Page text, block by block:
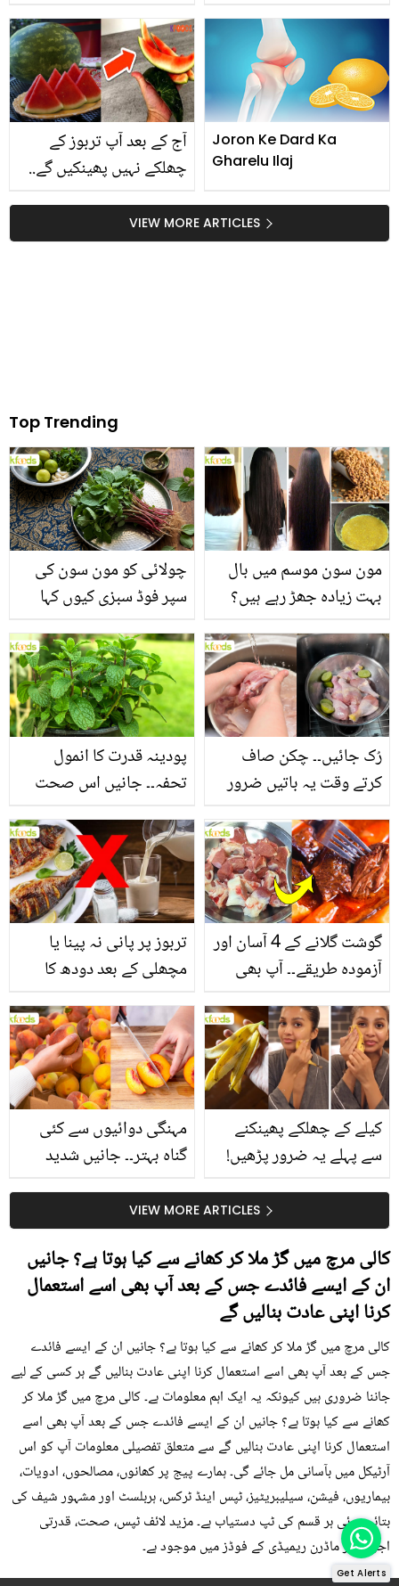
کی طلاق! اصل معاملہ کیا
ہے؟
بوڑھے والدین کو ان کی
شادی کے لئے کیسے منایا؟
آج کے بعد آپ تربوز کے
چھلکے نہیں پھینکیں گے..
فائدے جو زندگی بدل دیں!
جانیں استعمال کا طریقہ
Joron Ke Dard Ka
Gharelu Ilaj
VIEW MORE ARTICLES
Top Trending
چولائی کو مون سون کی
سپر فوڈ سبزی کیوں کہا
منرلز اور اینٹی آکسیڈنٹس
سے بھرپور اس سبزی کے
فائدے
مون سون موسم میں بال
بہت زیادہ جھڑ رہے ہیں؟
بنانے کے چند قدرتی طریقے
پودینہ قدرت کا انمول
تحفہ۔۔ جانیں اس صحت
انگیز طبی فوائد
رُک جائیں۔۔ چکن صاف
کرتے وقت یہ باتیں ضرور
تربوز پر پانی نہ پینا یا
مچھلی کے بعد دودھ کا
سے متعلق غلط فہمیوں کی
حقیقت کیا ہے اور افواہ
کیا؟
گوشت گلانے کے 4 آسان اور
آزمودہ طریقے۔۔ آپ بھی
بتائے راز
مہنگی دوائیوں سے کئی
گناہ بہتر۔۔ جانیں شدید
کیوں کھانا چاہیے؟
کیلے کے چھلکے پھینکنے
سے پہلے یہ ضرور پڑھیں!
سستا اور قدرتی حلVIEW MORE ARTICLES
کالی مرچ میں گڑ ملا کر کھانے سے کیا ہوتا ہے؟ جانیں
ان کے ایسے فائدے جس کے بعد آپ بھی اسے استعمال
کرنا اپنی عادت بنالیں گے
کالی مرچ میں گڑ ملا کر کھانے سے کیا ہوتا ہے؟ جانیں ان کے ایسے فائدے
جس کے بعد آپ بھی اسے استعمال کرنا اپنی عادت بنالیں گے ہر کسی کے لیے
جاننا ضروری ہیں کیونکہ یہ ایک اہم معلومات ہے۔ کالی مرچ میں گڑ ملا کر
کھانے سے کیا ہوتا ہے؟ جانیں ان کے ایسے فائدے جس کے بعد آپ بھی اسے
استعمال کرنا اپنی عادت بنالیں گے سے متعلق تفصیلی معلومات آپ کو اس
آرٹیکل میں بآسانی مل جائے گی۔ ہمارے پیج پر کھانوں، مصالحوں، ادویات،
بیماریوں، فیشن، سیلیبریٹیز، ٹپس اینڈ ٹرکس، ہربلسٹ اور مشہور شیف کی
بتائی ہوئی ہر قسم کی ٹپ دستیاب ہے۔ مزید لائف ٹپس، صحت، قدرتی
اجزاء اور ماڈرن ریمیڈی کے فوڈز میں موجود ہے۔
Get Alerts